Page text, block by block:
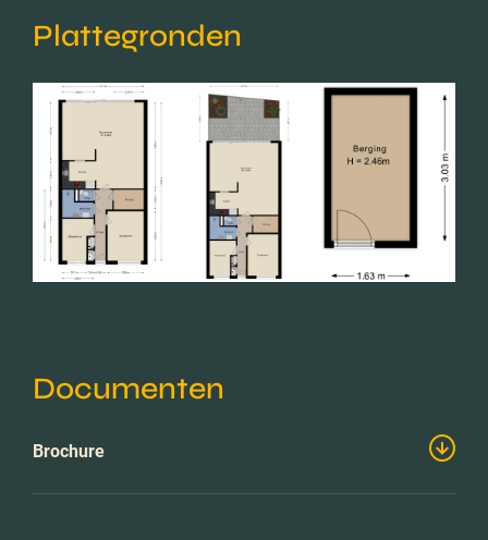
Plattegronden
Documenten
Brochure